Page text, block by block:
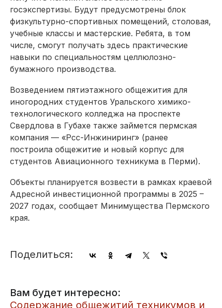
госэкспертизы. Будут предусмотрены блок
физкультурно-спортивных помещений, столовая,
учебные классы и мастерские. Ребята, в том
числе, смогут получать здесь практические
навыки по специальностям целлюлозно-
бумажного производства.
Возведением пятиэтажного общежития для
иногородних студентов Уральского химико-
технологического колледжа на проспекте
Свердлова в Губахе также займется пермская
компания — «Рсс-Инжиниринг» (ранее
построила общежитие и новый корпус для
студентов Авиационного техникума в Перми).
Объекты планируется возвести в рамках краевой
Адресной инвестиционной программы в 2025 –
2027 годах, сообщает Минимущества Пермского
края.
Поделиться:
Вам будет интересно:
Содержание общежитий техникумов и